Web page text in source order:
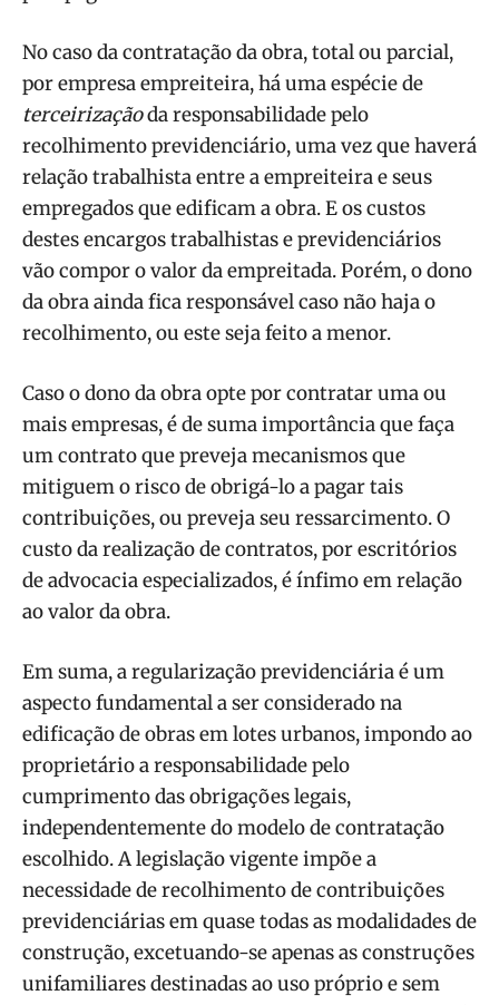
No caso da contratação da obra, total ou parcial,
por empresa empreiteira, há uma espécie de
terceirizaçãoda responsabilidade pelo
recolhimento previdenciário, uma vez que haverá
relação trabalhista entre a empreiteira e seus
empregados que edificam a obra. E os custos
destes encargos trabalhistas e previdenciários
vão compor o valor da empreitada. Porém, o dono
da obra ainda fica responsável caso não haja o
recolhimento, ou este seja feito a menor.
Caso o dono da obra opte por contratar uma ou
mais empresas, é de suma importância que faça
um contrato que preveja mecanismos que
mitiguem o risco de obrigá-lo a pagar tais
contribuições, ou preveja seu ressarcimento. O
custo da realização de contratos, por escritórios
de advocacia especializados, é ínfimo em relação
ao valor da obra.
Em suma, a regularização previdenciária é um
aspecto fundamental a ser considerado na
edificação de obras em lotes urbanos, impondo ao
proprietário a responsabilidade pelo
cumprimento das obrigações legais,
independentemente do modelo de contratação
escolhido. A legislação vigente impõe a
necessidade de recolhimento de contribuições
previdenciárias em quase todas as modalidades de
construção, excetuando-se apenas as construções
unifamiliares destinadas ao uso próprio e sem